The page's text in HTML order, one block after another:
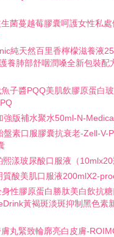
菌蔓越莓膠囊呵護女性私
純天然百里香檸檬滋養液
養肺部舒咽潤嗓全新包裝配
子醬PQQ美肌飲膠原蛋白
版補水聚水50ml-N-
素口服膠囊抗衰老-Zell-V-
漾玻尿酸口服液（
酸美肌口服液200mlX2-
性膠原蛋白勝肽美白飲抗
黃褐斑淡斑抑制黑色素
丸緊致輪廓亮白皮膚-